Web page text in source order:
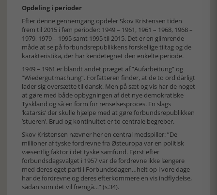
Opdeling i perioder
Efter denne gennemgang opdeler Skov Kristensen tiden
frem til 2015 i fem perioder: 1949 – 1961, 1961 – 1968, 1968 –
1979, 1979 – 1995 samt 1995 til 2015. Det er en glimrende
måde at se på forbundsrepublikkens forskellige tiltag og de
karakteristika, der har kendetegnet den enkelte periode.
1949 – 1961 er blandt andet præget af ”Aufarbeitung” og
”Wiedergutmachung”. Forfatteren finder, at de to ord dårligt
lader sig oversætte til dansk. Men på sæt og vis har de noget
at gøre med både opbygningen af det nye demokratiske
Tyskland og så en form for renselsesproces. En slags
’katarsis’ der skulle hjælpe med at gøre forbundsrepublikken
’stueren’. Brud og kontinuitet er to centrale begreber.
Skov Kristensen nævner her en central medspiller: ”De
millioner af tyske fordrevne fra Østeuropa var en politisk
væsentlig faktor i det tyske samfund. Først efter
forbundsdagsvalget i 1957 var de fordrevne ikke længere
med deres eget parti i Forbundsdagen…helt op i vore dage
har de fordrevne og deres efterkommere en vis indflydelse,
sådan som det vil fremgå…” (s.34).